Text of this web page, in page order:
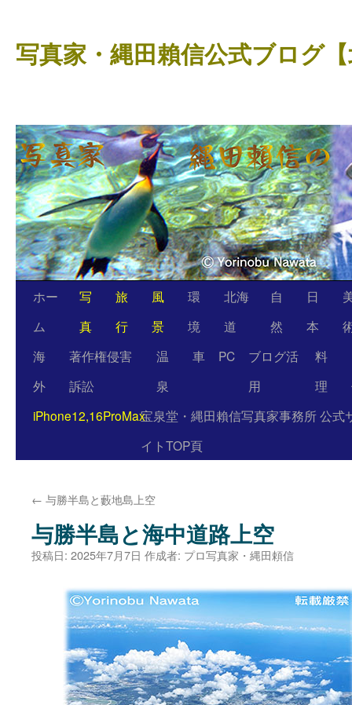
テ
ン
ッ
プ
写真家・縄田賴信公式ブログ
ホー
ム
写
真
旅
行
風
景
環
境
北海
道
自
然
日
本
海
外
著作権侵害
訴訟
温
泉
車 PC
ブログ活
用
料
理
iPhone12,16ProMax宝泉堂・縄田賴信写真家事務所 公式
イトTOP頁
← 与勝半島と藪地島上空
与勝半島と海中道路上空
投稿日: 2025年7月7日 作成者: プロ写真家・縄田頼信